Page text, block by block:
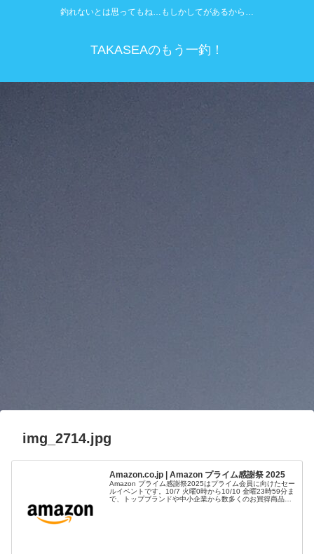
釣れないとは思ってもね…もしかしてがあるから…
TAKASEAのもう一釣！
img_2714.jpg
Amazon.co.jp | Amazon プライム感謝祭 2025
Amazon プライム感謝祭2025はプライム会員に向けたセー
ルイベントです。10/7 火曜0時から10/10 金曜23時59分ま
で、トップブランドや中小企業から数多くのお買得商品が